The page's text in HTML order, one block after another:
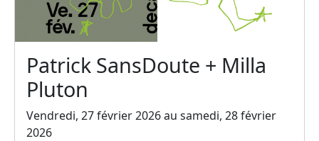
Patrick SansDoute + Milla
Pluton
Vendredi, 27 février 2026 au samedi, 28 février
2026